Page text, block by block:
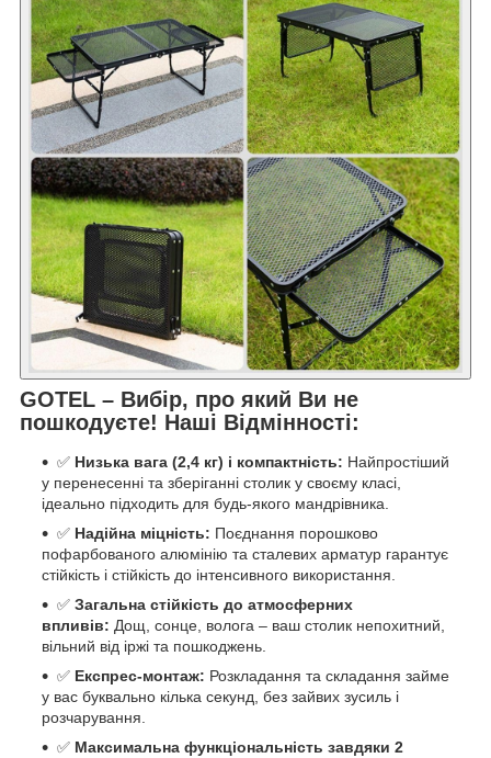
GOTEL – Вибір, про який Ви не
пошкодуєте! Наші Відмінності:
✅ Низька вага (2,4 кг) і компактність: Найпростіший
у перенесенні та зберіганні столик у своєму класі,
ідеально підходить для будь-якого мандрівника.
✅ Надійна міцність: Поєднання порошково
пофарбованого алюмінію та сталевих арматур гарантує
стійкість і стійкість до інтенсивного використання.
✅ Загальна стійкість до атмосферних
впливів: Дощ, сонце, волога – ваш столик непохитний,
вільний від іржі та пошкоджень.
✅ Експрес-монтаж: Розкладання та складання займе
у вас буквально кілька секунд, без зайвих зусиль і
розчарування.
✅ Максимальна функціональність завдяки 2